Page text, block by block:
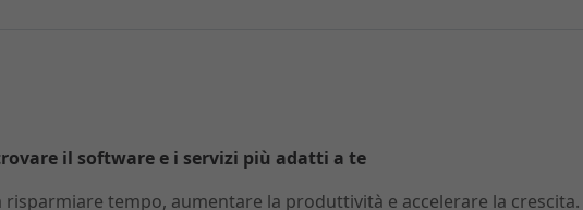
il software e i servizi più adatti a te
tempo, aumentare la produttività e accelerare la crescita.